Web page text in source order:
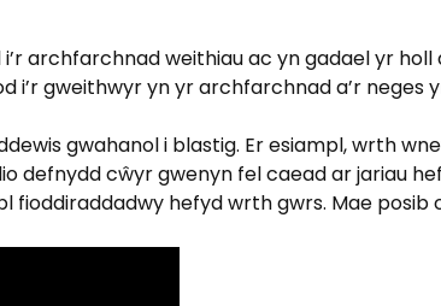
archfarchnad weithiau ac yn gadael yr
i’r gweithwyr yn yr archfarchnad a’r
gwahanol i blastig. Er esiampl, wrth
defnydd cŵyr gwenyn fel caead ar jariau
fioddiraddadwy hefyd wrth gwrs. Mae